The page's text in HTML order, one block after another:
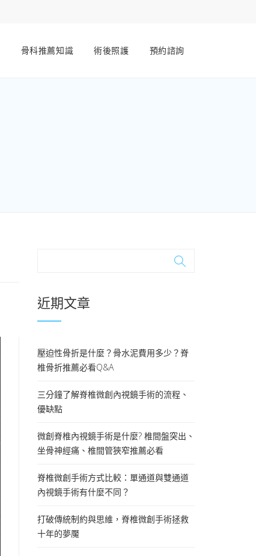
骨科推薦知識 術後照護 預約諮詢
近期文章
壓迫性骨折是什麼？骨水泥費用多少？脊
椎骨折推薦必看Q&A
三分鐘了解脊椎微創內視鏡手術的流程、
優缺點
微創脊椎內視鏡手術是什麼? 椎間盤突出、
坐骨神經痛、椎間管狹窄推薦必看
脊椎微創手術方式比較：單通道與雙通道
內視鏡手術有什麼不同？
打破傳統制約與思維，脊椎微創手術拯救
十年的夢魘